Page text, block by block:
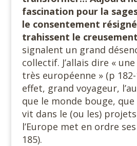
fascination pour la
le consentement
trahissent le creusement
signalent un grand
collectif. J’allais dire «
très européenne » (p 182-
effet, grand voyageur,
que le monde bouge, que
vit dans le (ou les)
l’Europe met en ordre
185).